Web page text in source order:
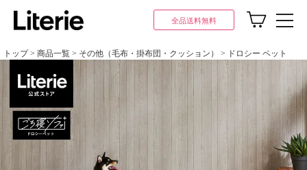
全品送料無料
トップ 商品一覧 その他（毛布・掛布団・クッション） ドロシー ペット